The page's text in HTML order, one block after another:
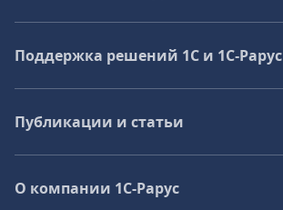
Поддержка решений 1С и 1С‑Рарус
Публикации и статьи
О компании 1C-Рарус